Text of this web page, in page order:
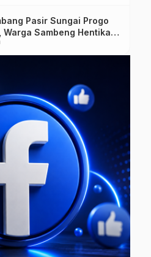
Pasir Sungai Progo
Warga Sambeng Hentikan
Usir Truk